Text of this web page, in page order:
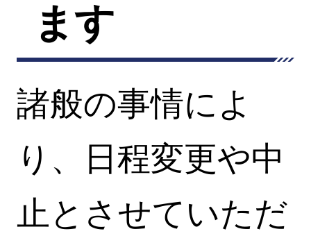
ます
諸般の事情によ
り、日程変更や中
止とさせていただ